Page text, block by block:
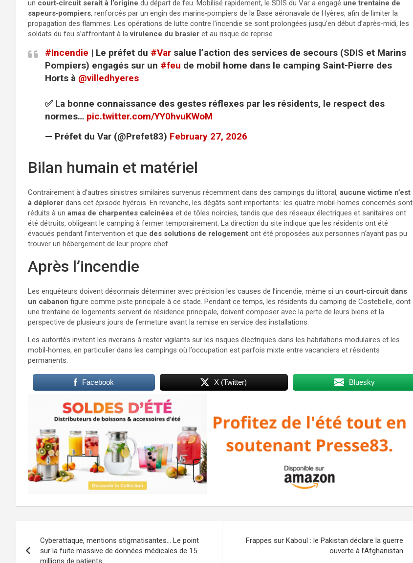
un court‑circuit serait à l’origine du départ de feu. Mobilisé rapidement, le SDIS du Var a engagé une trentaine de
sapeurs‑pompiers, renforcés par un engin des marins‑pompiers de la Base aéronavale de Hyères, afin de limiter la
propagation des flammes. Les opérations de lutte contre l’incendie se sont prolongées jusqu’en début d’après‑midi, les
soldats du feu s’affrontant à lavirulence du brasier et au risque de reprise.
#Incendie | Le préfet du #Var salue l’action des services de secours (SDIS et Marins
Pompiers) engagés sur un #feu de mobil home dans le camping Saint-Pierre des
Horts à @villedhyeres
✅️ La bonne connaissance des gestes réflexes par les résidents, le respect des
normes… pic.twitter.com/YY0hvuKWoM
— Préfet du Var (@Prefet83) February 27, 2026
Bilan humain et matériel
Contrairement à d’autres sinistres similaires survenus récemment dans des campings du littoral, aucune victime n’est
à déplorer dans cet épisode hyérois. En revanche, les dégâts sont importants : les quatre mobil‑homes concernés sont
réduits à un amas de charpentes calcinées et de tôles noircies, tandis que des réseaux électriques et sanitaires ont
été détruits, obligeant le camping à fermer temporairement. La direction du site indique que les résidents ont été
évacués pendant l’intervention et que des solutions de relogement ont été proposées aux personnes n’ayant pas pu
trouver un hébergement de leur propre chef.
Après l’incendie
Les enquêteurs doivent désormais déterminer avec précision les causes de l’incendie, même si un court‑circuit dans
un cabanon figure comme piste principale à ce stade. Pendant ce temps, les résidents du camping de Costebelle, dont
une trentaine de logements servent de résidence principale, doivent composer avec la perte de leurs biens et la
perspective de plusieurs jours de fermeture avant la remise en service des installations.
Les autorités invitent les riverains à rester vigilants sur les risques électriques dans les habitations modulaires et les
mobil‑homes, en particulier dans les campings où l’occupation est parfois mixte entre vacanciers et résidents
permanents.
Facebook X (Twitter) Bluesky
de
Cyberattaque, mentions stigmatisantes… Le point
sur la fuite massive de données médicales de 15
millions de patients
Frappes sur Kaboul : le Pakistan déclare la guerre
ouverte à l’Afghanistan